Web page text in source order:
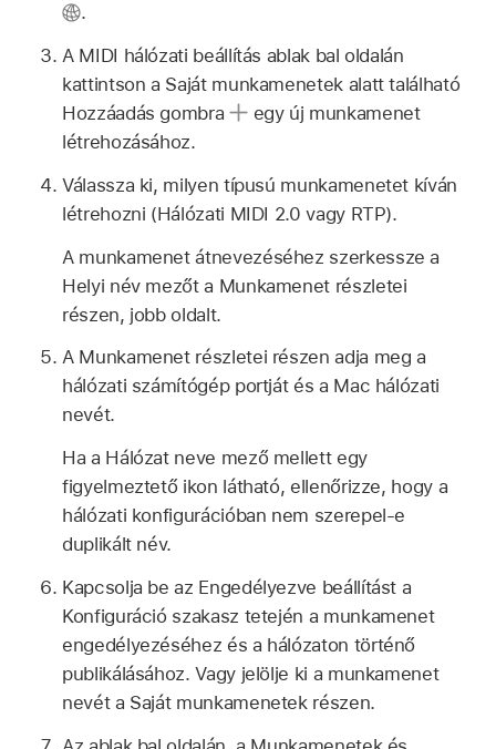
.
A MIDI hálózati beállítás ablak bal oldalán
kattintson a Saját munkamenetek alatt található
Hozzáadás gombra
egy új munkamenet
létrehozásához.
Válassza ki, milyen típusú munkamenetet kíván
létrehozni (Hálózati MIDI 2.0 vagy RTP).
A munkamenet átnevezéséhez szerkessze a
Helyi név mezőt a Munkamenet részletei
részen, jobb oldalt.
A Munkamenet részletei részen adja meg a
hálózati számítógép portját és a Mac hálózati
nevét.
Ha a Hálózat neve mező mellett egy
figyelmeztető ikon látható, ellenőrizze, hogy a
hálózati konfigurációban nem szerepel-e
duplikált név.
Kapcsolja be az Engedélyezve beállítást a
Konfiguráció szakasz tetején a munkamenet
engedélyezéséhez és a hálózaton történő
publikálásához. Vagy jelölje ki a munkamenet
nevét a Saját munkamenetek részen.